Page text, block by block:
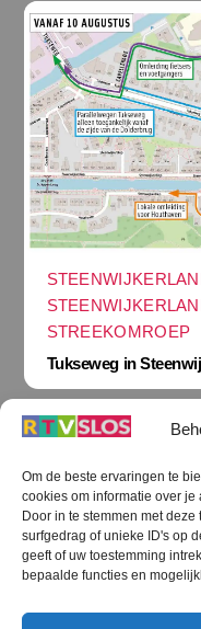
Om de beste ervaringen te
cookies om informatie over
Door in te stemmen met
surfgedrag of unieke ID's op
geeft of uw toestemming
bepaalde functies en
STREEKOMROEP
Tukseweg in
RTV SLOS